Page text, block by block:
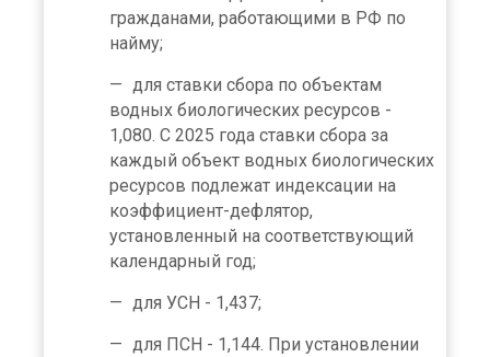
гражданами, работающими в РФ по
найму;
для ставки сбора по объектам
водных биологических ресурсов -
1,080. С 2025 года ставки сбора за
каждый объект водных биологических
ресурсов подлежат индексации на
коэффициент-дефлятор,
установленный на соответствующий
календарный год;
для УСН - 1,437;
для ПСН - 1,144. При установлении